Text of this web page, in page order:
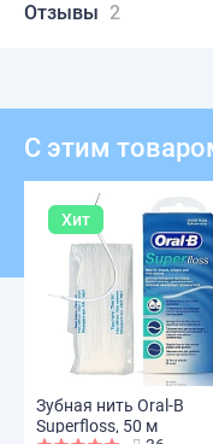
Отзывы 2
С этим
Хит
Зубная нить Oral-B
Superfloss, 50 м